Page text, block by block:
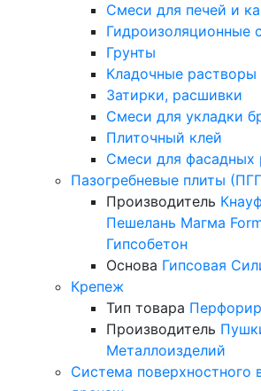
Смеси для печей и
Гидроизоляционные
Грунты
Кладочные растворы
Затирки, расшивки
Смеси для укладки
Плиточный клей
Смеси для фасадных
Пазогребневые плиты
Производитель Кнауф
Пешелань Магма
Гипсобетон
Основа Гипсовая
Крепеж
Тип товара
Производитель
Металлоизделий
Система поверхностного